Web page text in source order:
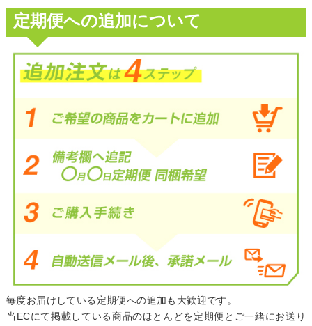
定期便への追加について
毎度お届けしている定期便への追加も大歓迎です。
当ECにて掲載している商品のほとんどを定期便とご一緒にお送り